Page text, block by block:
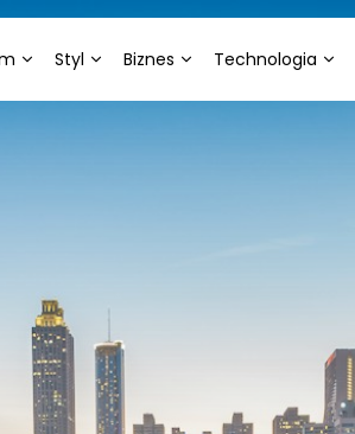
Styl Biznes
Prawo
Technologia